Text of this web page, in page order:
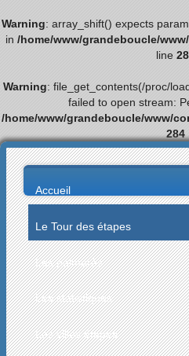
Warning: array_shift() expects
in /home/www/grandeboucle/
line
Warning: file_get_contents(/proc/
failed to open stream:
/home/www/grandeboucle/www/
284
Accueil
Le Tour des étapes
Les palmarès
Les statistiques
Les villes étapes